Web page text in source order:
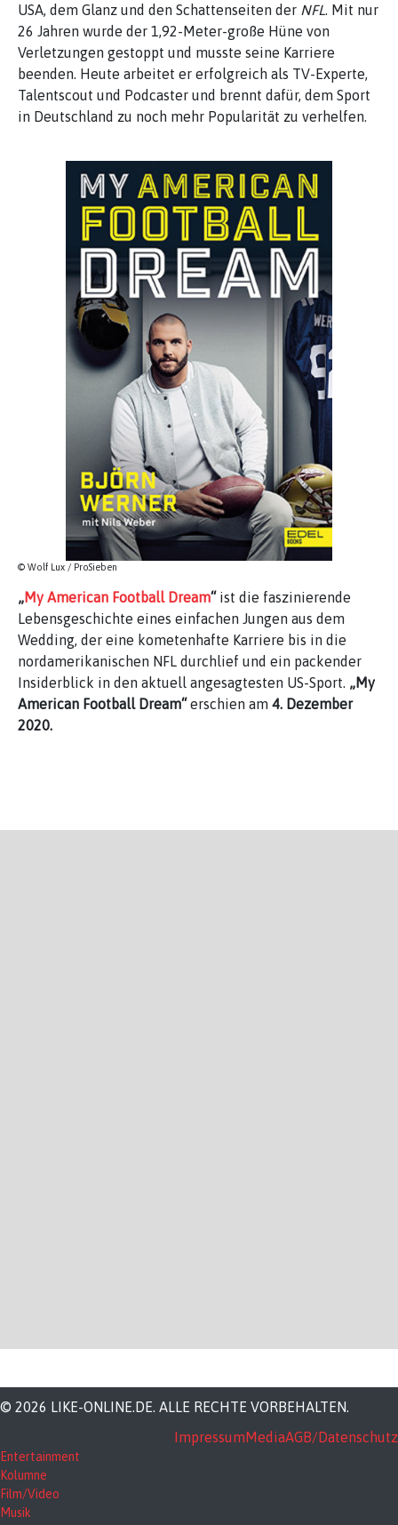
USA, dem Glanz und den Schattenseiten der NFL. Mit nur
26 Jahren wurde der 1,92-Meter-große Hüne von
Verletzungen gestoppt und musste seine Karriere
beenden. Heute arbeitet er erfolgreich als TV-Experte,
Talentscout und Podcaster und brennt dafür, dem Sport
in Deutschland zu noch mehr Popularität zu verhelfen.
© Wolf Lux / ProSieben
„My American Football Dream“ist die faszinierende
Lebensgeschichte eines einfachen Jungen aus dem
Wedding, der eine kometenhafte Karriere bis in die
nordamerikanischen NFL durchlief und ein packender
Insiderblick in den aktuell angesagtesten US-Sport. „My
American Football Dream“erschien am 4. Dezember
2020.
© 2026 LIKE-ONLINE.DE. ALLE RECHTE VORBEHALTEN.
ImpressumMediaAGB/Datenschutz
Entertainment
Kolumne
Film/Video
Musik